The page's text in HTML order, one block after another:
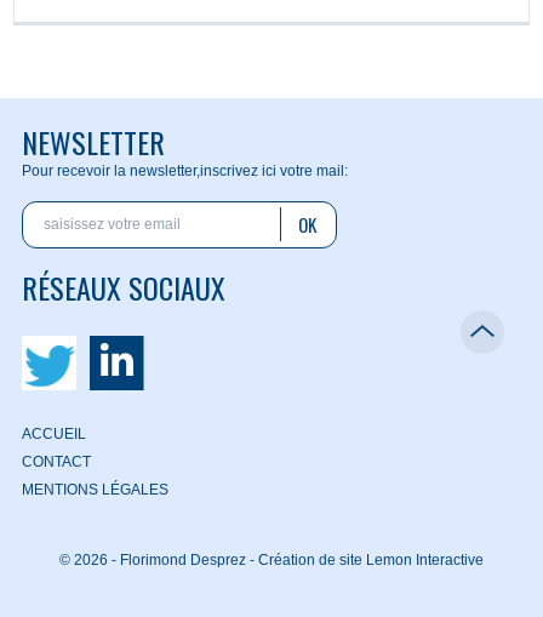
NEWSLETTER
Pour recevoir la newsletter,inscrivez ici votre mail:
OK
RÉSEAUX SOCIAUX
ACCUEIL
CONTACT
MENTIONS LÉGALES
© 2026 - Florimond Desprez - Création de site Lemon Interactive